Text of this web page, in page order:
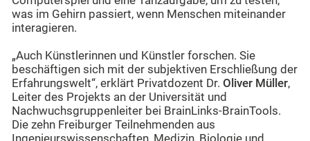
was im Gehirn passiert, wenn Menschen miteinander
interagieren.
„Auch Künstlerinnen und Künstler forschen. Sie
beschäftigen sich mit der subjektiven Erschließung der
Erfahrungswelt“, erklärt Privatdozent Dr. Oliver Müller,
Leiter des Projekts an der Universität und
Nachwuchsgruppenleiter bei BrainLinks-BrainTools.
Die zehn Freiburger Teilnehmenden aus